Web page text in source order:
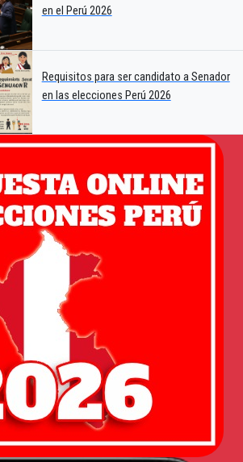
en el Perú 2026
Requisitos para ser candidato a Senador
en las elecciones Perú 2026